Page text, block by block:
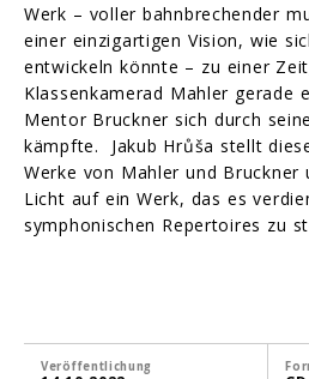
Werk – voller bahnbrechender
einer einzigartigen Vision, wie
entwickeln könnte – zu einer
Klassenkamerad Mahler gerade
Mentor Bruckner sich durch
kämpfte. Jakub Hrůša stellt
Werke von Mahler und Bruckner
Licht auf ein Werk, das es
symphonischen Repertoires zu
Veröffentlichung